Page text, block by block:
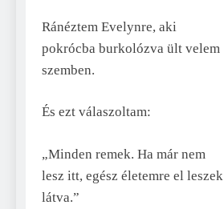
Ránéztem Evelynre, aki
pokrócba burkolózva ült velem
szemben.
És ezt válaszoltam:
„Minden remek. Ha már nem
lesz itt, egész életemre el leszek
látva.”